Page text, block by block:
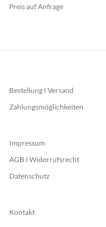
Preis auf Anfrage
Bestellung I Versand
Zahlungsmöglichkeiten
Impressum
AGB I Widerrufsrecht
Datenschutz
Kontakt